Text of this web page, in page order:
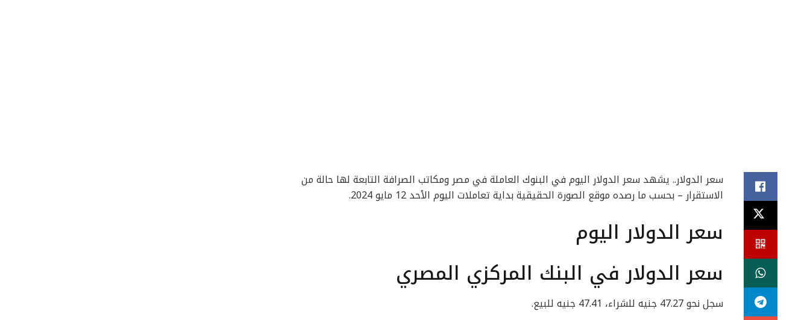
سعر الدولار.. يشهد سعر الدولار اليوم في البنوك العاملة في مصر ومكاتب الصرافة التابعة لها حالة من
الاستقرار – بحسب ما رصده موقع الصورة الحقيقية بداية تعاملات اليوم الأحد 12 مايو 2024.
سعر الدولار اليوم
سعر الدولار في البنك المركزي المصري
سجل نحو 47.27 جنيه للشراء، 47.41 جنيه للبيع.